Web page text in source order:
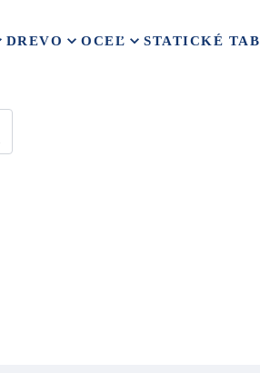
DREVO OCEĽ STATICKÉ